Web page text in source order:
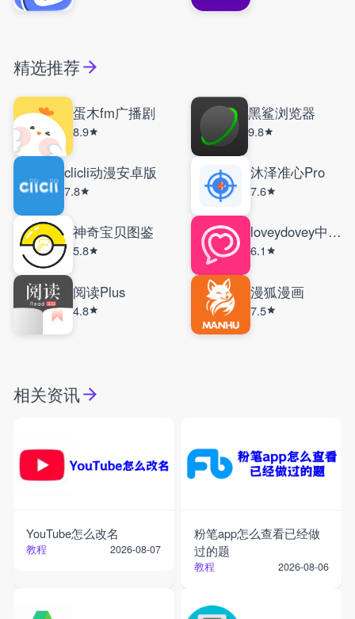
精选推荐
蛋木fm广播剧
8.9
黑鲨浏览器
9.8
clicli动漫安卓版
7.8
沐泽准心Pro
7.6
神奇宝贝图鉴
5.8
loveydovey中文版
6.1
阅读Plus
4.8
漫狐漫画
7.5
相关资讯
YouTube怎么改名
教程 2026-08-07
粉笔app怎么查看已经做
过的题
教程 2026-08-06